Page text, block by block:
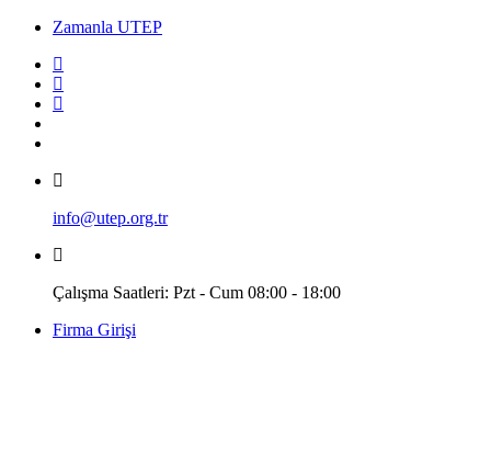
Zamanla UTEP
info@utep.org.tr
Çalışma Saatleri: Pzt - Cum 08:00 - 18:00
Firma Girişi